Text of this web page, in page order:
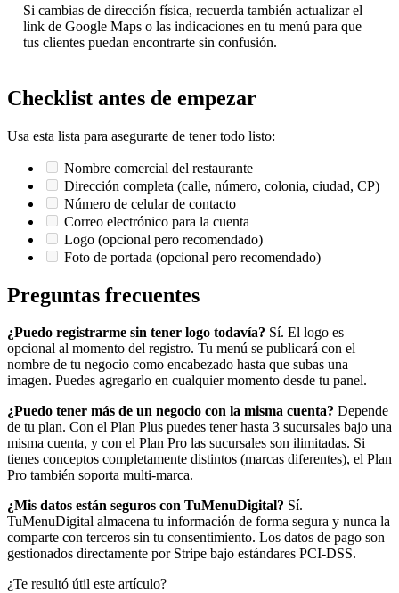
Si cambias de dirección física, recuerda también actualizar el
link de Google Maps o las indicaciones en tu menú para que
tus clientes puedan encontrarte sin confusión.
Checklist antes de empezar
Usa esta lista para asegurarte de tener todo listo:
Nombre comercial del restaurante
Dirección completa (calle, número, colonia, ciudad, CP)
Número de celular de contacto
Correo electrónico para la cuenta
Logo (opcional pero recomendado)
Foto de portada (opcional pero recomendado)
Preguntas frecuentes
¿Puedo registrarme sin tener logo todavía? Sí. El logo es
opcional al momento del registro. Tu menú se publicará con el
nombre de tu negocio como encabezado hasta que subas una
imagen. Puedes agregarlo en cualquier momento desde tu panel.
¿Puedo tener más de un negocio con la misma cuenta? Depende
de tu plan. Con el Plan Plus puedes tener hasta 3 sucursales bajo una
misma cuenta, y con el Plan Pro las sucursales son ilimitadas. Si
tienes conceptos completamente distintos (marcas diferentes), el Plan
Pro también soporta multi-marca.
¿Mis datos están seguros con TuMenuDigital? Sí.
TuMenuDigital almacena tu información de forma segura y nunca la
comparte con terceros sin tu consentimiento. Los datos de pago son
gestionados directamente por Stripe bajo estándares PCI-DSS.
¿Te resultó útil este artículo?